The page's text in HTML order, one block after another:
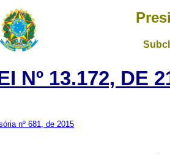
Nº 13.172, DE
nº 681, de 2015